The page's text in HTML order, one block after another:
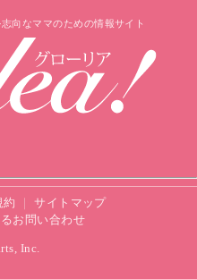
向なママのための情報サイト
約
サイトマップ
お問い合わせ
Inc.